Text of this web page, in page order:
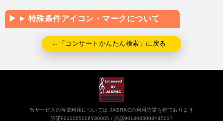
特殊条件アイコン・マークについて
←「コンサートかんたん検索」に戻る
当サービスの音楽利用については JASRACの利用許諾を得ております
許諾9013065006Y30005
許諾9013065008Y45037